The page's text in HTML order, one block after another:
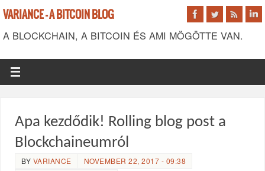
VARIANCE - A BITCOIN BLOG
A BLOCKCHAIN, A BITCOIN ÉS AMI MÖGÖTTE VAN.
Apa kezdődik! Rolling blog post a
Blockchaineumról
BY VARIANCE
NOVEMBER 22, 2017 - 09:38